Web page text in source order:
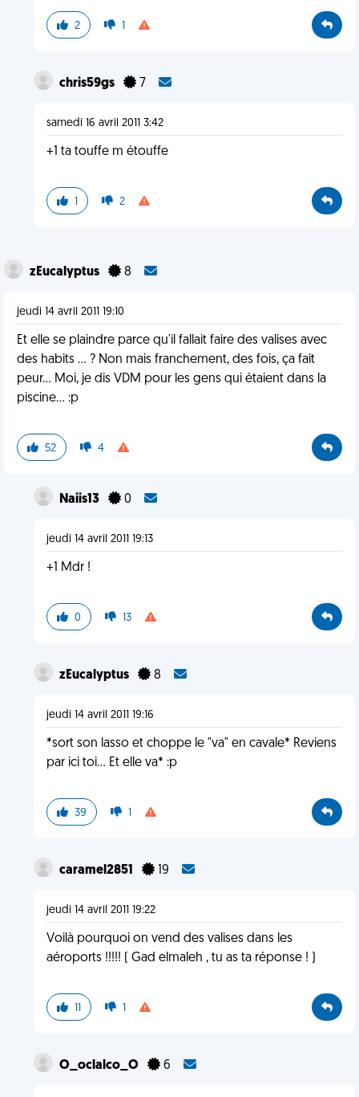
2 1
chris59gs 7
samedi 16 avril 2011 3:42
+1 ta touffe m étouffe
1 2
zEucalyptus 8
jeudi 14 avril 2011 19:10
Et elle se plaindre parce qu'il fallait faire des valises avec
des habits ... ? Non mais franchement, des fois, ça fait
peur... Moi, je dis VDM pour les gens qui étaient dans la
piscine... :p
52 4
Naiis13 0
jeudi 14 avril 2011 19:13
+1 Mdr !
0 13
zEucalyptus 8
jeudi 14 avril 2011 19:16
*sort son lasso et choppe le "va" en cavale* Reviens
par ici toi... Et elle va* :p
39 1
caramel2851 19
jeudi 14 avril 2011 19:22
Voilà pourquoi on vend des valises dans les
aéroports !!!!! ( Gad elmaleh , tu as ta réponse ! )
11 1
O_oclalco_O 6